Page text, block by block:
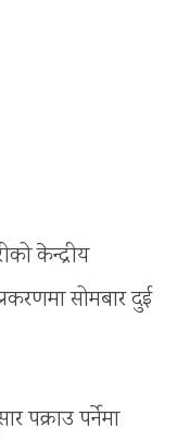
केन्द्रीय
सोमबार दुई
पक्राउ पर्नेमा